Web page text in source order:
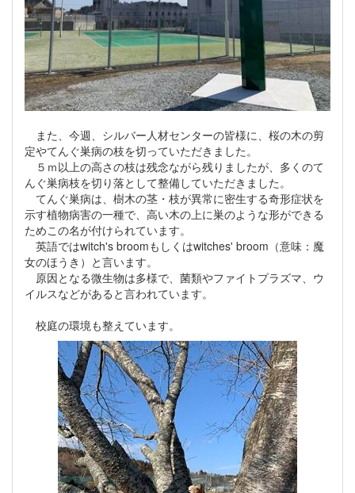
また、今週、シルバー人材センターの皆様に、桜の木の剪
定やてんぐ巣病の枝を切っていただきました。
５ｍ以上の高さの枝は残念ながら残りましたが、多くのて
んぐ巣病枝を切り落として整備していただきました。
てんぐ巣病は、樹木の茎・枝が異常に密生する奇形症状を
示す植物病害の一種で、高い木の上に巣のような形ができる
ためこの名が付けられています。
英語ではwitch's broomもしくはwitches' broom（意味：魔
女のほうき）と言います。
原因となる微生物は多様で、菌類やファイトプラズマ、ウ
イルスなどがあると言われています。
校庭の環境も整えています。